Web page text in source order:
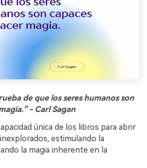
de que los seres humanos son
- Carl Sagan
única de los libros para abrir
estimulando la
la magia inherente en la